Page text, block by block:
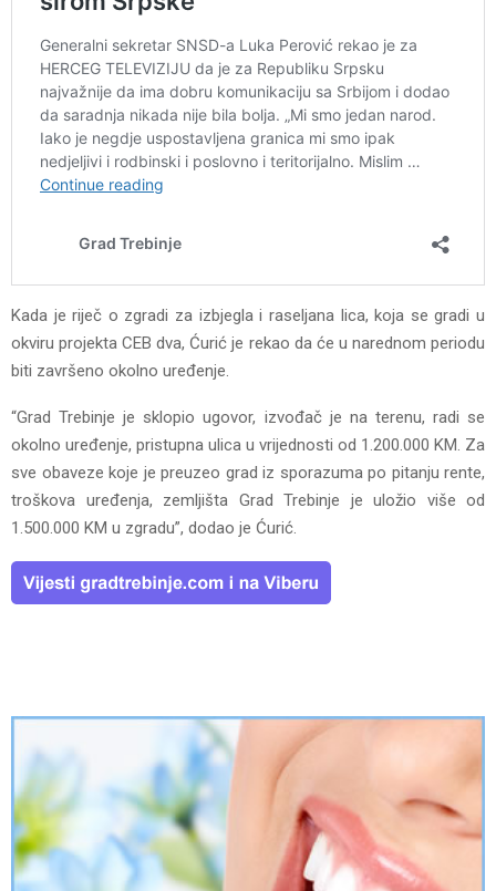
Kada je riječ o zgradi za izbjegla i raseljana lica, koja se gradi u
okviru projekta CEB dva, Ćurić je rekao da će u narednom periodu
biti završeno okolno uređenje.
“Grad Trebinje je sklopio ugovor, izvođač je na terenu, radi se
okolno uređenje, pristupna ulica u vrijednosti od 1.200.000 KM. Za
sve obaveze koje je preuzeo grad iz sporazuma po pitanju rente,
troškova uređenja, zemljišta Grad Trebinje je uložio više od
1.500.000 KM u zgradu”, dodao je Ćurić.